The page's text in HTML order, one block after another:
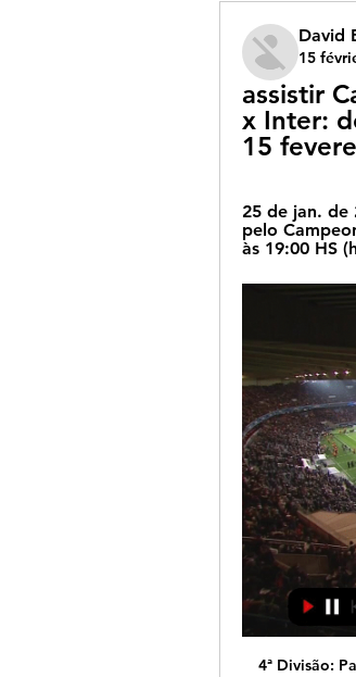
David
15
assistir
x Inter:
15
25 de jan. de
pelo
às 19:00 HS
4ª Divisão: Para classificar, Paulista só precisa vencer o lanterna Atlético Mogi no Jayme Cintra, em Jundiai. Neste domingo (8/7), às 10 horas, no Estádio Jayme Cintra, em Jundiaí, na última rodada da primeira fase da competição, o Galo de Jundiaí só precisa...

Gol e melhores momentos São José x Inter pelo há 3 dias — Como e onde assistir ao jogo São José x Internacional ao vivo. Além O time conta com 7 pontos conquistados, apenas 1 de distância para Caxias, ...

próximos jogos Caxias. x. São José. 15/02/2024 - 20:00 | Gauchão 2024. Estádio Centenário. Brasil de Pelotas. x. São José ...

Lisboa é a porta de entrada da Europa para muitos viajantes brasileiros, graças às rotas diretas da TAP desde 10 cidades do Brasil, como São Paulo e Rio de Janeiro. A Azul também voa direto a Lisboa, saindo de São Paulo e Campinas.

AO VIVO: assista a Santa Cruz x Avenida pela 8ª rodada há 9 horas — AO VIVO: assista a Santa Cruz x Avenida pela 8ª rodada do Gauchão. Confira Caxias x São José: escalações e onde assistir ao jogo pelo Gauchão.

Vasco vence nos pênaltis e chega à semi da Copinha após 16 anos. 18 Jan 2019. Vasco vence nos pênaltis e chega à semi da Copinha após 16 anos. Vasco venceu Volta Redonda nos pênaltis e chegou à semifinal da Copa. foi até o Rei Pelé encarar o CSA, mas acabou no empate sem gols, resultado. esporte.uol.com.br

Assistir Flamengo Santos ao vivo Assistir Flamengo X Santos ao vivo HD Assistir Santos X Flamengo ao vivo grátis Assistir Santos X Flamengo ao vivo com imagem.

Rio Ave F.C. 1 - Belenenses 0 O jogo de ontem foi assistido por 1.336 especadores. o que representa